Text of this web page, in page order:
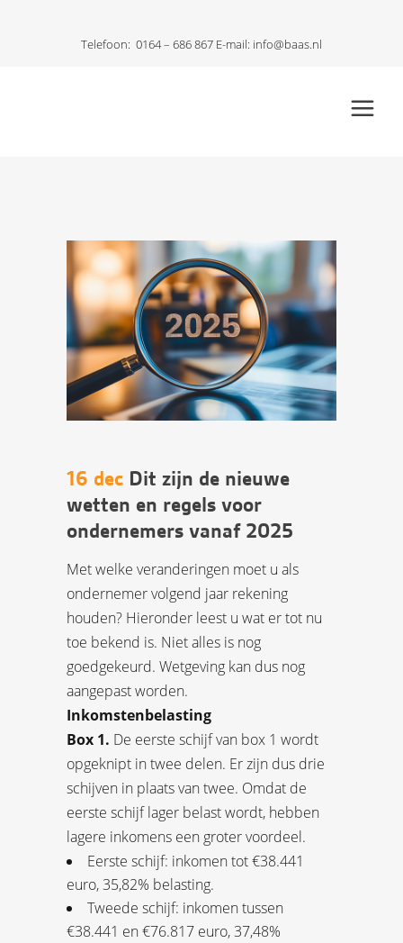
Telefoon: 0164 – 686 867 E-mail: info@baas.nl
16 dec Dit zijn de nieuwe
wetten en regels voor
ondernemers vanaf 2025
Met welke veranderingen moet u als
ondernemer volgend jaar rekening
houden? Hieronder leest u wat er tot nu
toe bekend is. Niet alles is nog
goedgekeurd. Wetgeving kan dus nog
aangepast worden.
Inkomstenbelasting
Box 1. De eerste schijf van box 1 wordt
opgeknipt in twee delen. Er zijn dus drie
schijven in plaats van twee. Omdat de
eerste schijf lager belast wordt, hebben
lagere inkomens een groter voordeel.
Eerste schijf: inkomen tot €38.441
euro, 35,82% belasting.
Tweede schijf: inkomen tussen
€38.441 en €76.817 euro, 37,48%